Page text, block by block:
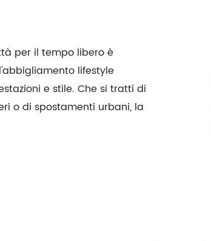
per il tempo libero è
lifestyle
e stile. Che si tratti di
o di spostamenti urbani, la